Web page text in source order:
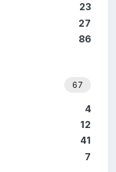
23
27
86
67
4
12
41
7